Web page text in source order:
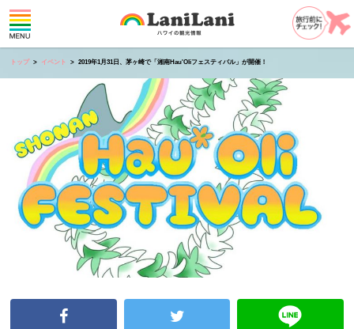
トップ イベント 2019年1月31日、茅ヶ崎で「湘南Hau'Oliフェスティバル」が開催！